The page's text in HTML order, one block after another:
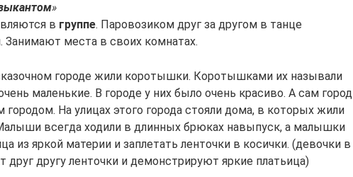
»
в группе. Паровозиком друг за другом в танце
места в своих комнатах.
городе жили коротышки. Коротышками их называли
маленькие. В городе у них было очень красиво. А сам город
На улицах этого города стояли дома, в которых жили
всегда ходили в длинных брюках навыпуск, а малышки
из яркой материи и заплетать ленточки в косички. (девочки в
другу ленточки и демонстрируют яркие платьица)